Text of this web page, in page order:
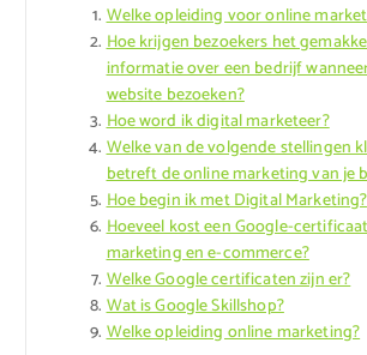
Welke opleiding voor online
Hoe krijgen bezoekers het
informatie over een bedrijf
website bezoeken?
Hoe word ik digital marketeer?
Welke van de volgende stellingen
betreft de online marketing van je
Hoe begin ik met Digital Marketing?
Hoeveel kost een Google-
marketing en e-commerce?
Welke Google certificaten zijn er?
Wat is Google Skillshop?
Welke opleiding online marketing?